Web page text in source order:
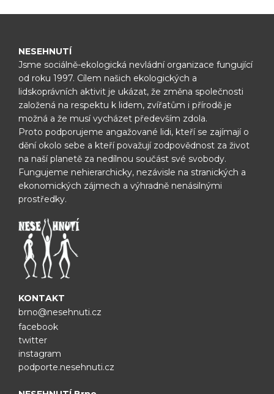
NESEHNUTÍ
Jsme sociálně-ekologická nevládní organizace fungující
od roku 1997. Cílem našich ekologických a
lidskoprávních aktivit je ukázat, že změna společnosti
založená na respektu k lidem, zvířatům i přírodě je
možná a že musí vycházet především zdola.
Proto podporujeme angažované lidi, kteří se zajímají o
dění okolo sebe a kteří považují zodpovědnost za život
na naší planetě za nedílnou součást své svobody.
Fungujeme nehierarchicky, nezávisle na stranických a
ekonomických zájmech a výhradně nenásilnými
prostředky.
KONTAKT
brno@nesehnuti.cz
facebook
twitter
instagram
podporte.nesehnuti.cz